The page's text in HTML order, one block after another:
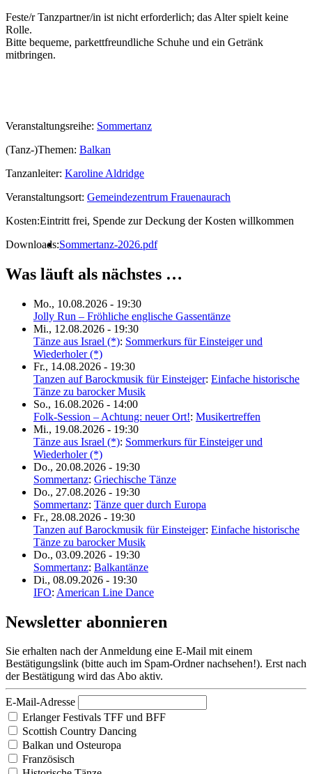
Feste/r Tanzpartner/in ist nicht erforderlich; das Alter spielt keine
Rolle.
Bitte bequeme, parkettfreundliche Schuhe und ein Getränk
mitbringen.
Veranstaltungsreihe: Sommertanz
(Tanz-)Themen: Balkan
Tanzanleiter: Karoline Aldridge
Veranstaltungsort: Gemeindezentrum Frauenaurach
Kosten:Eintritt frei, Spende zur Deckung der Kosten willkommen
Downloads:Sommertanz-2026.pdf
Was läuft als nächstes …
Mo., 10.08.2026 - 19:30
Jolly Run – Fröhliche englische Gassentänze
Mi., 12.08.2026 - 19:30
Tänze aus Israel (*): Sommerkurs für Einsteiger und
Wiederholer (*)
Fr., 14.08.2026 - 19:30
Tanzen auf Barockmusik für Einsteiger: Einfache historische
Tänze zu barocker Musik
So., 16.08.2026 - 14:00
Folk-Session – Achtung: neuer Ort!: Musikertreffen
Mi., 19.08.2026 - 19:30
Tänze aus Israel (*): Sommerkurs für Einsteiger und
Wiederholer (*)
Do., 20.08.2026 - 19:30
Sommertanz: Griechische Tänze
Do., 27.08.2026 - 19:30
Sommertanz: Tänze quer durch Europa
Fr., 28.08.2026 - 19:30
Tanzen auf Barockmusik für Einsteiger: Einfache historische
Tänze zu barocker Musik
Do., 03.09.2026 - 19:30
Sommertanz: Balkantänze
Di., 08.09.2026 - 19:30
IFO: American Line Dance
Newsletter abonnieren
Sie erhalten nach der Anmeldung eine E-Mail mit einem
Bestätigungslink (bitte auch im Spam-Ordner nachsehen!). Erst nach
der Bestätigung wird das Abo aktiv.
E-Mail-Adresse
Erlanger Festivals TFF und BFF
Scottish Country Dancing
Balkan und Osteuropa
Französisch